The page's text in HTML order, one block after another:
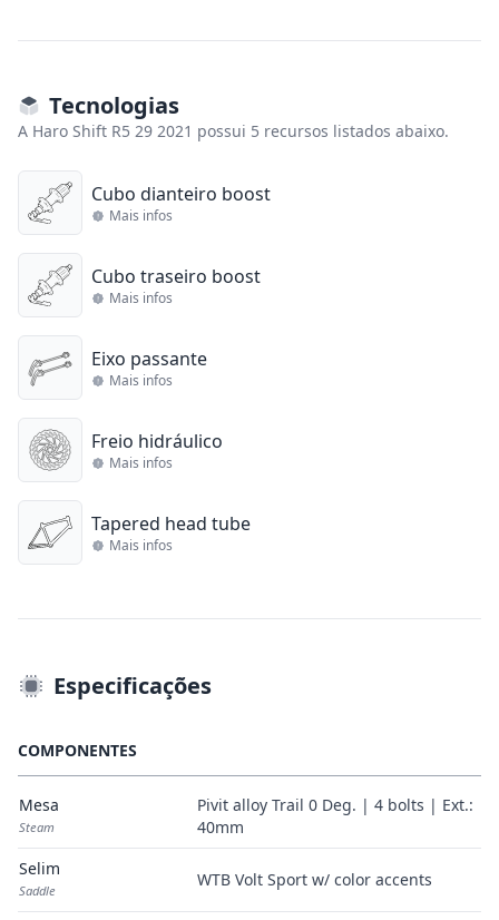
Tecnologias
A Haro Shift R5 29 2021 possui 5 recursos listados abaixo.
Cubo dianteiro boost
Mais infos
Cubo traseiro boost
Mais infos
Eixo passante
Mais infos
Freio hidráulico
Mais infos
Tapered head tube
Mais infos
Especificações
COMPONENTES
Mesa
Steam
Pivit alloy Trail 0 Deg. | 4 bolts | Ext.:
40mm
Selim
Saddle
WTB Volt Sport w/ color accents